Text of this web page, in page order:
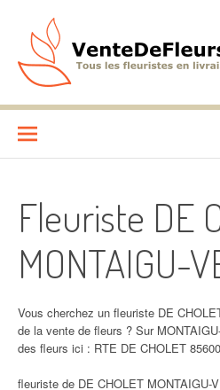
contenu
Fleuriste DE
MONTAIGU-
Vous cherchez un fleuriste DE
de la vente de fleurs ? Sur
des fleurs ici : RTE DE CHOLET
fleuriste de DE CHOLET MONTAIGU-